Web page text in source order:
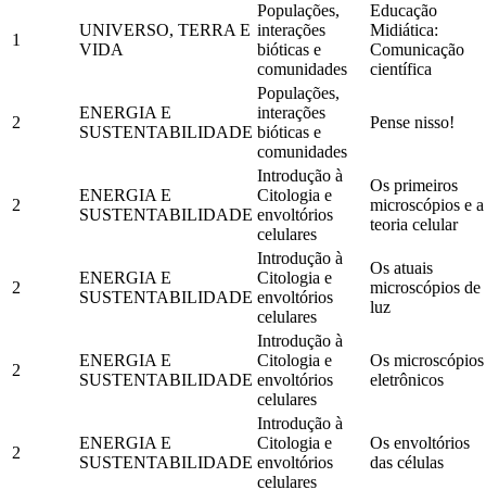
1
UNIVERSO, TERRA E
VIDA
Populações,
interações
bióticas e
comunidades
Educação
Midiática:
Comunicação
científica
2
ENERGIA E
SUSTENTABILIDADE
Populações,
interações
bióticas e
comunidades
Pense nisso!
2
ENERGIA E
SUSTENTABILIDADE
Introdução à
Citologia e
envoltórios
celulares
Os primeiros
microscópios e a
teoria celular
2
ENERGIA E
SUSTENTABILIDADE
Introdução à
Citologia e
envoltórios
celulares
Os atuais
microscópios de
luz
2
ENERGIA E
SUSTENTABILIDADE
Introdução à
Citologia e
envoltórios
celulares
Os microscópios
eletrônicos
2
ENERGIA E
SUSTENTABILIDADE
Introdução à
Citologia e
envoltórios
celulares
Os envoltórios
das células